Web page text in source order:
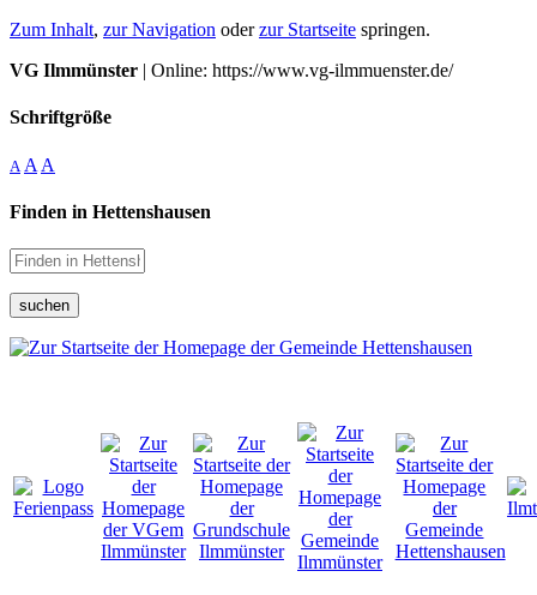
Zum Inhalt, zur Navigation oderzur Startseite springen.
VG Ilmmünster | Online: https://www.vg-ilmmuenster.de/
Schriftgröße
A A A
Finden in Hettenshausen
suchen